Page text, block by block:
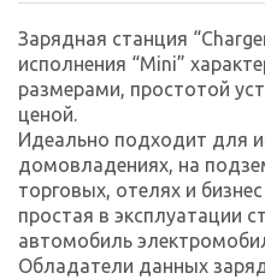
Зарядная станция
исполнения “Mini”
размерами, простотой
ценой.
Идеально подходит для
домовладениях, на
торговых, отелях и
простая в эксплуатации
автомобиль
Обладатели данных